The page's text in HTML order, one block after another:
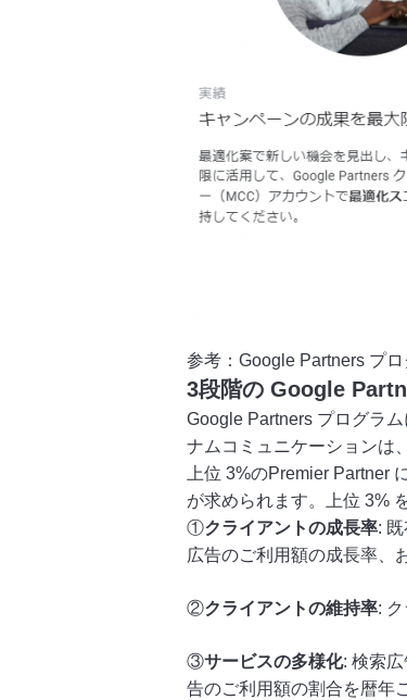
参考： Google Partners プロ
3段階の Google
Google Partners プログラ
ナムコミュニケーションは
上位 3%のPremier Partner
が求められます。上位 3%
①クライアントの成長率:
広告のご利用額の成長率、
②クライアントの維持率:
③サービスの多様化: 検索
告のご利用額の割合を暦年